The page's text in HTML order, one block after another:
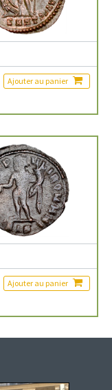
Ajouter au panier
Ajouter au panier